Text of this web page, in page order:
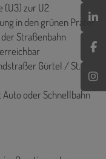
(U3) zur U2
in den grünen Prater
Straßenbahn
Gürtel / St.
Auto oder Schnellbahn